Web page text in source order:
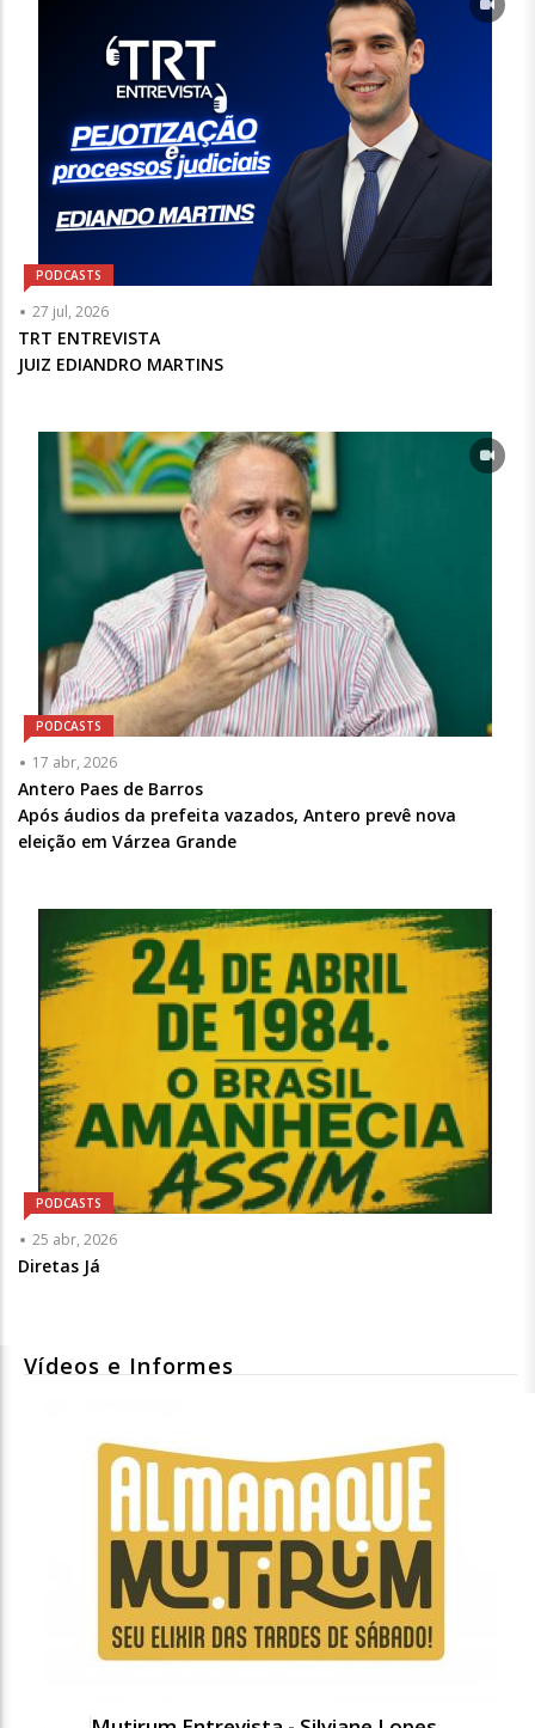
PODCASTS
27 jul, 2026
Articulista
ou
Chamada
TRT ENTREVISTA
JUIZ EDIANDRO MARTINS
PODCASTS
17 abr, 2026
Articulista
ou
Chamada
-
Antero Paes de Barros
Após áudios da prefeita vazados, Antero prevê nova
eleição em Várzea Grande
PODCASTS
25 abr, 2026
Diretas Já
Vídeos e Informes